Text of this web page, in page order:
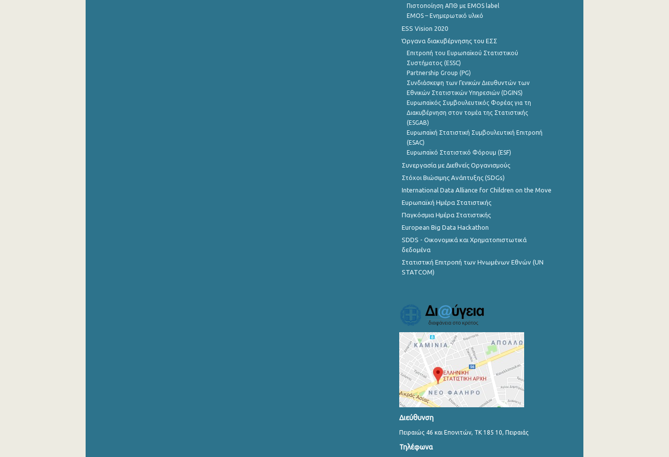
Πιστοποίηση ΑΠΘ με EMOS label
EMOS – Ενημερωτικό υλικό
ESS Vision 2020
Όργανα διακυβέρνησης του ΕΣΣ
Επιτροπή του Ευρωπαϊκού Στατιστικού
Συστήματος (ESSC)
Partnership Group (PG)
Συνδιάσκεψη των Γενικών Διευθυντών των
Εθνικών Στατιστικών Υπηρεσιών (DGINS)
Ευρωπαϊκός Συμβουλευτικός Φορέας για τη
Διακυβέρνηση στον τομέα της Στατιστικής
(ESGAB)
Ευρωπαϊκή Στατιστική Συμβουλευτική Επιτροπή
(ESAC)
Ευρωπαϊκό Στατιστικό Φόρουμ (ESF)
Συνεργασία με Διεθνείς Οργανισμούς
Στόχοι Βιώσιμης Ανάπτυξης (SDGs)
International Data Alliance for Children on the Move
Ευρωπαϊκή Ημέρα Στατιστικής
Παγκόσμια Ημέρα Στατιστικής
European Big Data Hackathon
SDDS - Οικονομικά και Χρηματοπιστωτικά
δεδομένα
Στατιστική Επιτροπή των Ηνωμένων Εθνών (UN
STATCOM)
Διεύθυνση
Πειραιώς 46 και Επονιτών, ΤΚ 185 10, Πειραιάς
Τηλέφωνα